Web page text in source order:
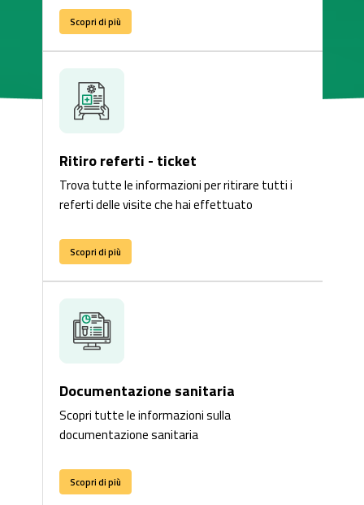
Scopri di più
Ritiro referti - ticket
Trova tutte le informazioni per ritirare tutti i
referti delle visite che hai effettuato
Scopri di più
Documentazione sanitaria
Scopri tutte le informazioni sulla
documentazione sanitaria
Scopri di più